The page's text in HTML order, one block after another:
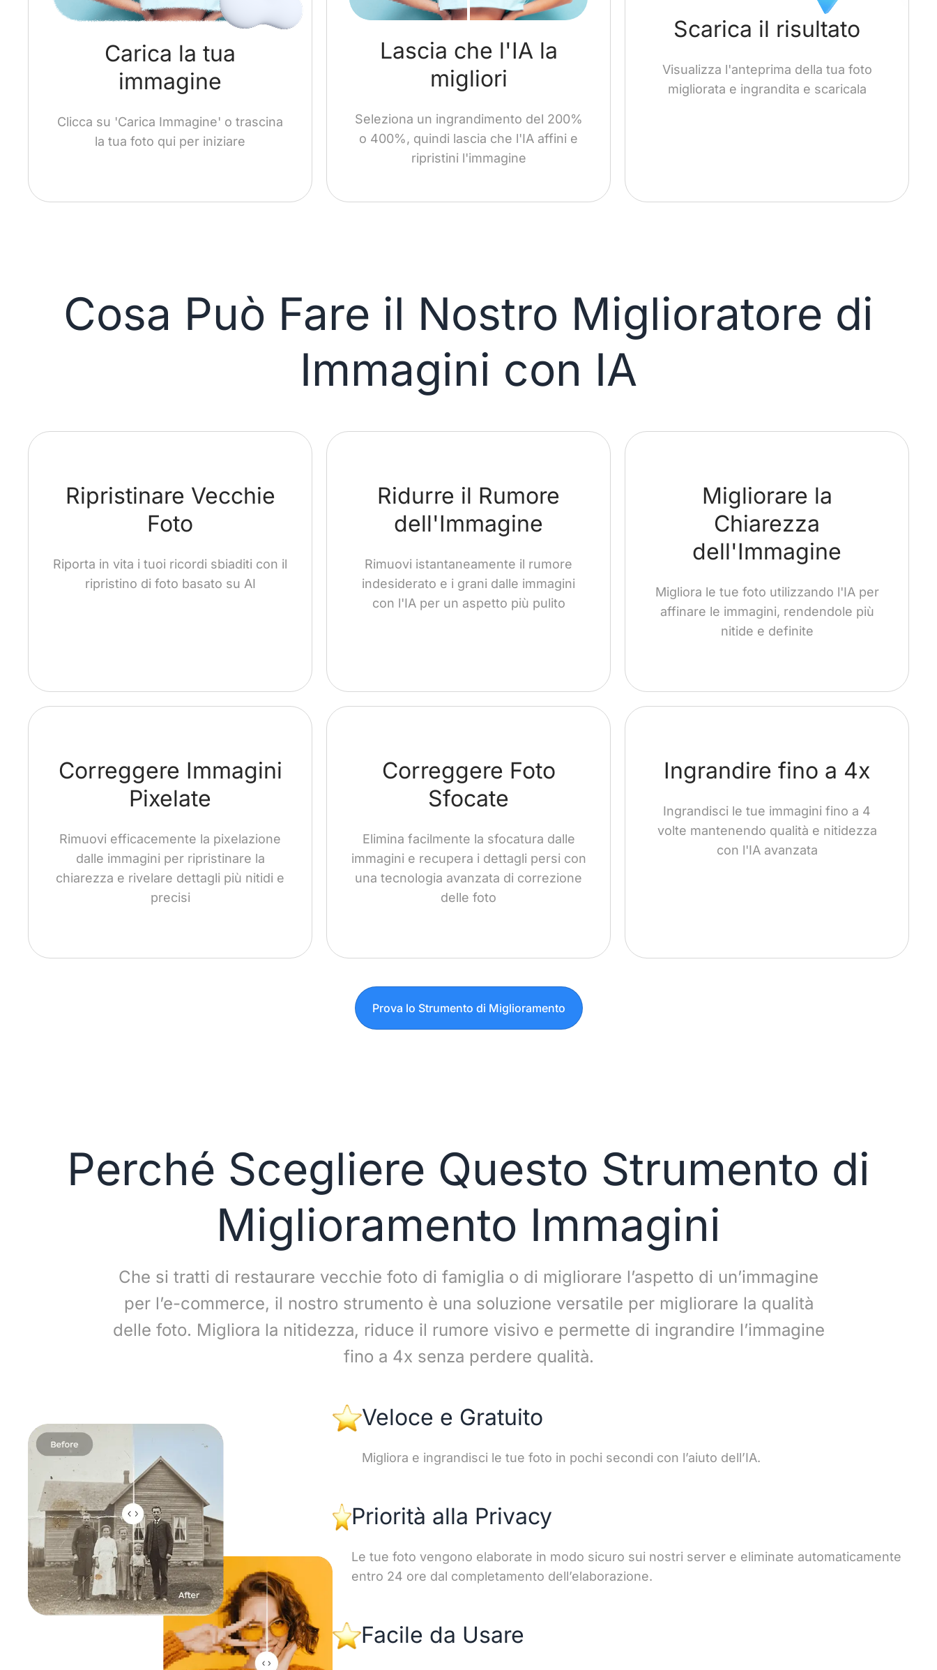
Carica la tua
immagine
Clicca su 'Carica Immagine' o trascina
la tua foto qui per iniziare
Lascia che l'IA la
migliori
Seleziona un ingrandimento del 200%
o 400%, quindi lascia che l'IA affini e
ripristini l'immagine
Scarica il risultato
Visualizza l'anteprima della tua foto
migliorata e ingrandita e scaricala
Cosa Può Fare il Nostro Miglioratore di
Immagini con IA
Ripristinare Vecchie
Foto
Riporta in vita i tuoi ricordi sbiaditi con il
ripristino di foto basato su AI
Ridurre il Rumore
dell'Immagine
Rimuovi istantaneamente il rumore
indesiderato e i grani dalle immagini
con l'IA per un aspetto più pulito
Migliorare la
Chiarezza
dell'Immagine
Migliora le tue foto utilizzando l'IA per
affinare le immagini, rendendole più
nitide e definite
Correggere Immagini
Pixelate
Rimuovi efficacemente la pixelazione
dalle immagini per ripristinare la
chiarezza e rivelare dettagli più nitidi e
precisi
Correggere Foto
Sfocate
Elimina facilmente la sfocatura dalle
immagini e recupera i dettagli persi con
una tecnologia avanzata di correzione
delle foto
Ingrandire fino a 4x
Ingrandisci le tue immagini fino a 4
volte mantenendo qualità e nitidezza
con l'IA avanzata
Prova lo Strumento di Miglioramento
Perché Scegliere Questo Strumento di
Miglioramento Immagini
Che si tratti di restaurare vecchie foto di famiglia o di migliorare l’aspetto di un’immagine
per l’e-commerce, il nostro strumento è una soluzione versatile per migliorare la qualità
delle foto. Migliora la nitidezza, riduce il rumore visivo e permette di ingrandire l’immagine
fino a 4x senza perdere qualità.
Veloce e Gratuito
Migliora e ingrandisci le tue foto in pochi secondi con l’aiuto dell’IA.
Priorità alla Privacy
Le tue foto vengono elaborate in modo sicuro sui nostri server e eliminate automaticamente
entro 24 ore dal completamento dell’elaborazione.
Facile da Usare